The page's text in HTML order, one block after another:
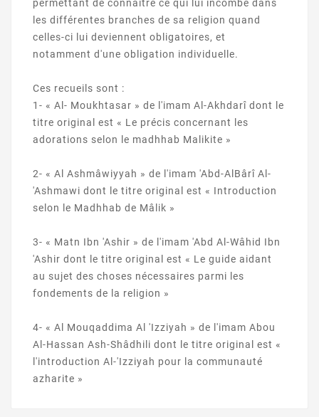
permettant de connaître ce qui lui incombe dans
les différentes branches de sa religion quand
celles-ci lui deviennent obligatoires, et
notamment d'une obligation individuelle.
Ces recueils sont :
1- « Al- Moukhtasar » de l'imam Al-Akhdarî dont le
titre original est « Le précis concernant les
adorations selon le madhhab Malikite »
2- « Al Ashmâwiyyah » de l'imam 'Abd-AlBârî Al-
'Ashmawi dont le titre original est « Introduction
selon le Madhhab de Mâlik »
3- « Matn Ibn 'Ashir » de l'imam 'Abd Al-Wâhid Ibn
'Ashir dont le titre original est « Le guide aidant
au sujet des choses nécessaires parmi les
fondements de la religion »
4- « Al Mouqaddima Al 'Izziyah » de l'imam Abou
Al-Hassan Ash-Shâdhili dont le titre original est «
l'introduction Al-'Izziyah pour la communauté
azharite »